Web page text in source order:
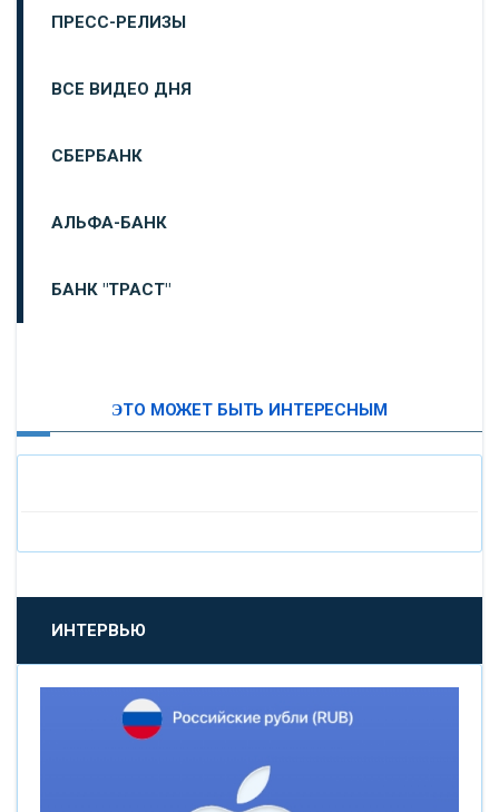
ПРЕСС-РЕЛИЗЫ
ВСЕ ВИДЕО ДНЯ
СБЕРБАНК
АЛЬФА-БАНК
БАНК "ТРАСТ"
«БАНК САНКТ-ПЕТЕРБУРГ»
«ПРОМСВЯЗЬБАНК»
«НОВИКОМБАНК»
ЭТО МОЖЕТ БЫТЬ ИНТЕРЕСНЫМ
ИНТЕРВЬЮ